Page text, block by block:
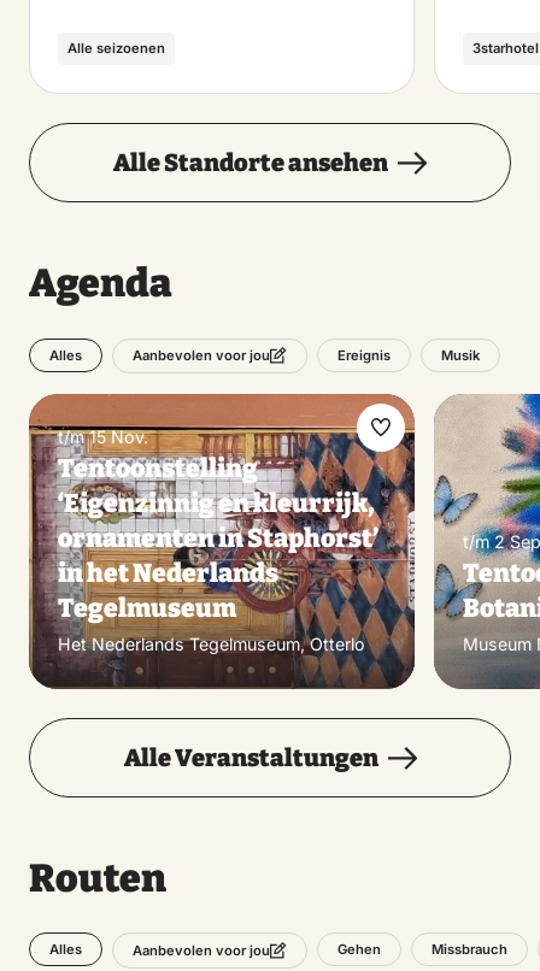
Alle seizoenen 3starhotel
Alle Standorte ansehen
Agenda
Alles Aanbevolen voor jou Ereignis Musik
t/m 15 Nov.
Tentoonstelling
‘Eigenzinnig en kleurrijk,
ornamenten in Staphorst’
in het Nederlands
Tegelmuseum
Het Nederlands Tegelmuseum, Otterlo
Favorit
machen
t/m 2
Museum
Alle Veranstaltungen
Routen
Alles Aanbevolen voor jou Gehen Missbrauch